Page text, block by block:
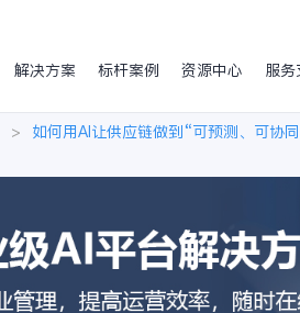
解决方案 标杆案例 资源中心 服
> 如何用AI让供应链做到“可预测、可协同